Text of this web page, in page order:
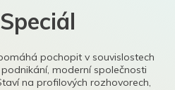
pochopit v souvislostech
moderní společnosti
na profilových rozhovorech,